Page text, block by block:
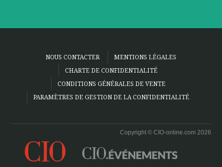
NOUS CONTACTER
MENTIONS LÉGALES
CHARTE DE CONFIDENTIALITÉ
CONDITIONS GÉNÉRALES DE VENTE
PARAMÈTRES DE GESTION DE LA CONFIDENTIALITÉ
Copyright © CIO-online.com 2026